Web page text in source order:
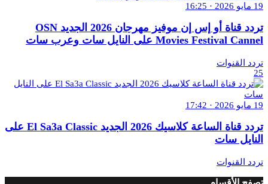
19 مايو 2026 · 16:25
تردد قناة أو إس إن موفيز مهرجان 2026 الجديد OSN
Movies Festival Cannel على النايل سات وعرب سات
تردد القنوات
25
19 مايو 2026 · 17:42
تردد قناة الساعة كلاسيك 2026 الجديد El Sa3a Classic على
النايل سات
تردد القنوات